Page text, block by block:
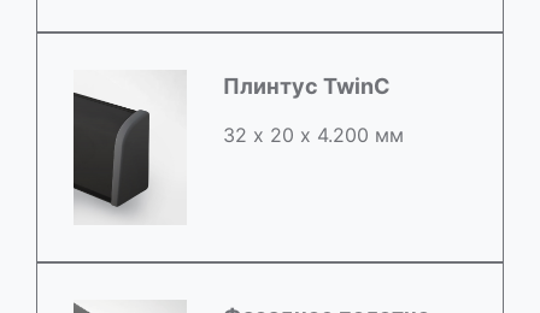
Плинтус TwinC
32 х 20 х 4.200 мм